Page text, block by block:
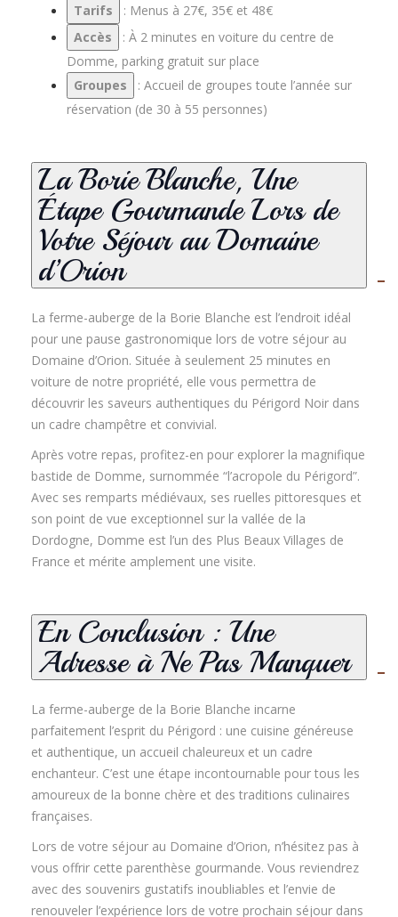
Tarifs
: Menus à 27€, 35€ et 48€
Accès
: À 2 minutes en voiture du centre de
Domme, parking gratuit sur place
Groupes
: Accueil de groupes toute l’année sur
réservation (de 30 à 55 personnes)
La Borie Blanche, Une
Étape Gourmande Lors de
Votre Séjour au Domaine
d’Orion
La ferme-auberge de la Borie Blanche est l’endroit idéal
pour une pause gastronomique lors de votre séjour au
Domaine d’Orion. Située à seulement 25 minutes en
voiture de notre propriété, elle vous permettra de
découvrir les saveurs authentiques du Périgord Noir dans
un cadre champêtre et convivial.
Après votre repas, profitez-en pour explorer la magnifique
bastide de Domme, surnommée “l’acropole du Périgord”.
Avec ses remparts médiévaux, ses ruelles pittoresques et
son point de vue exceptionnel sur la vallée de la
Dordogne, Domme est l’un des Plus Beaux Villages de
France et mérite amplement une visite.
En Conclusion : Une
Adresse à Ne Pas Manquer
La ferme-auberge de la Borie Blanche incarne
parfaitement l’esprit du Périgord : une cuisine généreuse
et authentique, un accueil chaleureux et un cadre
enchanteur. C’est une étape incontournable pour tous les
amoureux de la bonne chère et des traditions culinaires
françaises.
Lors de votre séjour au Domaine d’Orion, n’hésitez pas à
vous offrir cette parenthèse gourmande. Vous reviendrez
avec des souvenirs gustatifs inoubliables et l’envie de
renouveler l’expérience lors de votre prochain séjour dans